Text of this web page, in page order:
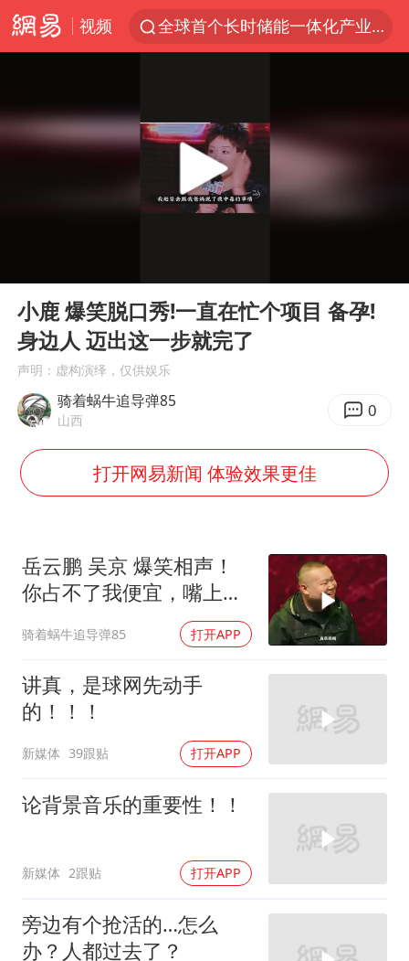
视频
全球首个长时储能一体化产业园量产
U17国足三连胜晋级明日之星半决赛
胡彦斌获《歌手2026》歌王
胜宏科技：股票交易异常波动
美股存储板块集体大跌
东航：国内客票提前14天免费退改
名创优品回应女子吐槽内裤质量差
胡彦斌韩磊 谁帮谁
夯实基础开新局
Play
小鹿 爆笑脱口秀!一直在忙个项目 备孕!
身边人 迈出这一步就完了
声明：虚构演绎，仅供娱乐
骑着蜗牛追导弹85
山西 0
打开网易新闻 体验效果更佳
岳云鹏 吴京 爆笑相声！
你占不了我便宜，嘴上的
骑着蜗牛追导弹85 打开APP
讲真，是球网先动手
的！！！
新媒体 39跟贴 打开APP
论背景音乐的重要性！！
新媒体 2跟贴 打开APP
旁边有个抢活的…怎么
办？人都过去了？